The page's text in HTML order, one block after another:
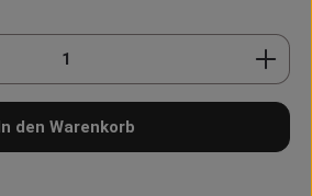
den gewünschten Wert ein
den Warenkorb